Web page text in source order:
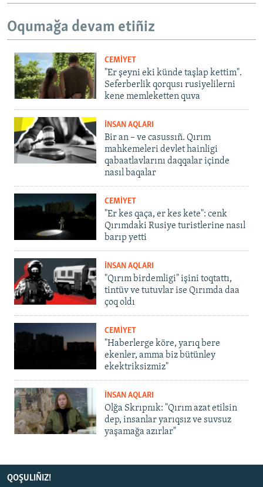
Oqumağa devam etiñiz
CEMİYET
"Er şeyni eki künde taşlap kettim".
Seferberlik qorqusı rusiyelilerni
kene memleketten quva
İNSAN AQLARI
Bir an – ve casussıñ. Qırım
mahkemeleri devlet hainligi
qabaatlavlarını daqqalar içinde
nasıl baqalar
CEMİYET
"Er kes qaça, er kes kete": cenk
Qırımdaki Rusiye turistlerine nasıl
barıp yetti
İNSAN AQLARI
"Qırım birdemligi" işini toqtattı,
tintüv ve tutuvlar ise Qırımda daa
çoq oldı
CEMİYET
"Haberlerge köre, yarıq bere
ekenler, amma biz bütünley
ekektriksizmiz"
İNSAN AQLARI
Olğa Skrıpnık: "Qırım azat etilsin
dep, insanlar yarıqsız ve suvsuz
yaşamağa azırlar"
QOŞULIÑIZ!